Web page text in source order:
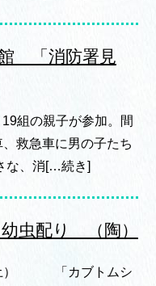
「消防署見
組の親子が参加。間
救急車に男の子たち
な、消[…続き]
虫配り （陶）
土） 「カブトムシ